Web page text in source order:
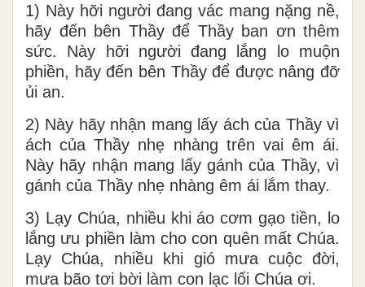
1) Này hỡi người đang vác mang nặng nề,
hãy đến bên Thầy để Thầy ban ơn thêm
sức. Này hỡi người đang lắng lo muộn
phiền, hãy đến bên Thầy để được nâng đỡ
ủi an.
2) Này hãy nhận mang lấy ách của Thầy vì
ách của Thầy nhẹ nhàng trên vai êm ái.
Này hãy nhận mang lấy gánh của Thầy, vì
gánh của Thầy nhẹ nhàng êm ái lắm thay.
3) Lạy Chúa, nhiều khi áo cơm gạo tiền, lo
lắng ưu phiền làm cho con quên mất Chúa.
Lạy Chúa, nhiều khi gió mưa cuộc đời,
mưa bão tơi bời làm con lạc lối Chúa ơi.